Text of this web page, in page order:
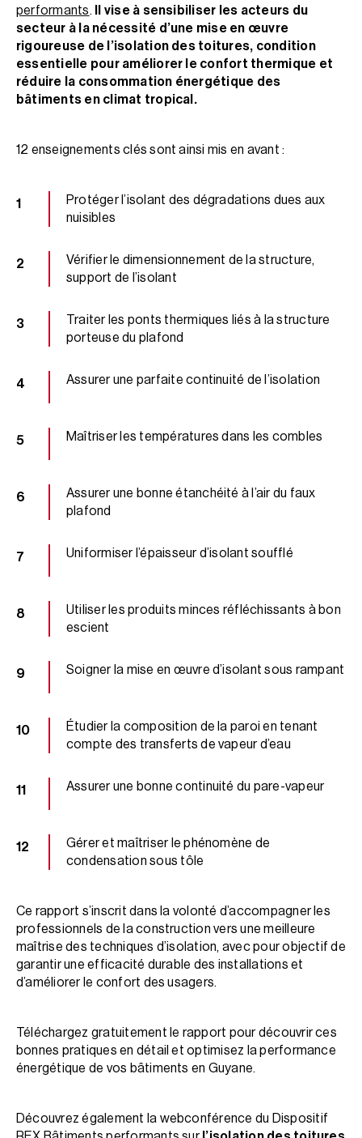
performants.
Il vise à sensibiliser les acteurs du
secteur à la nécessité d’une mise en œuvre
rigoureuse de l’isolation des toitures, condition
essentielle pour améliorer le confort thermique et
réduire la consommation énergétique des
bâtiments en climat tropical.
12 enseignements clés sont ainsi mis en avant :
Protéger l’isolant des dégradations dues aux
nuisibles
Vérifier le dimensionnement de la structure,
support de l’isolant
Traiter les ponts thermiques liés à la structure
porteuse du plafond
Assurer une parfaite continuité de l’isolation
Maîtriser les températures dans les combles
Assurer une bonne étanchéité à l’air du faux
plafond
Uniformiser l’épaisseur d’isolant soufflé
Utiliser les produits minces réfléchissants à bon
escient
Soigner la mise en œuvre d’isolant sous rampant
Étudier la composition de la paroi en tenant
compte des transferts de vapeur d’eau
Assurer une bonne continuité du pare-vapeur
Gérer et maîtriser le phénomène de
condensation sous tôle
Ce rapport s’inscrit dans la volonté d’accompagner les
professionnels de la construction vers une meilleure
maîtrise des techniques d’isolation, avec pour objectif de
garantir une efficacité durable des installations et
d’améliorer le confort des usagers.
Téléchargez gratuitement le rapport pour découvrir ces
bonnes pratiques en détail et optimisez la performance
énergétique de vos bâtiments en Guyane.
Découvrez également la webconférence du Dispositif